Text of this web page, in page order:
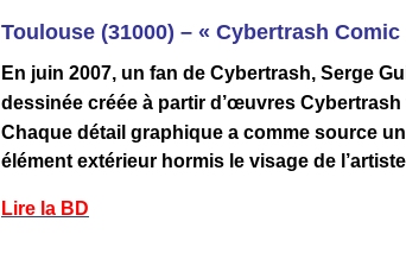
Toulouse (31000) – « Cybertrash
En juin 2007, un fan de Cybertrash, Serge
dessinée créée à partir d’œuvres
Chaque détail graphique a comme source
élément extérieur hormis le visage de
Lire la BD